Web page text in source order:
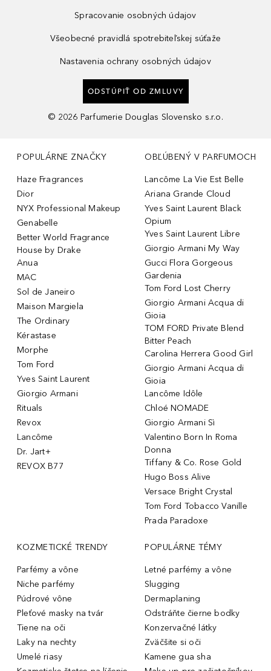
Spracovanie osobných údajov
Všeobecné pravidlá spotrebiteľskej súťaže
Nastavenia ochrany osobných údajov
ODSTÚPIŤ OD ZMLUVY
© 2026 Parfumerie Douglas Slovensko s.r.o.
POPULÁRNE ZNAČKY
Haze Fragrances
Dior
NYX Professional Makeup
Genabelle
Better World Fragrance
House by Drake
Anua
MAC
Sol de Janeiro
Maison Margiela
The Ordinary
Kérastase
Morphe
Tom Ford
Yves Saint Laurent
Giorgio Armani
Rituals
Revox
Lancôme
Dr. Jart+
REVOX B77
OBĽÚBENÝ V PARFUMOCH
Lancôme La Vie Est Belle
Ariana Grande Cloud
Yves Saint Laurent Black
Opium
Yves Saint Laurent Libre
Giorgio Armani My Way
Gucci Flora Gorgeous
Gardenia
Tom Ford Lost Cherry
Giorgio Armani Acqua di
Gioia
TOM FORD Private Blend
Bitter Peach
Carolina Herrera Good Girl
Giorgio Armani Acqua di
Gioia
Lancôme Idôle
Chloé NOMADE
Giorgio Armani Sì
Valentino Born In Roma
Donna
Tiffany & Co. Rose Gold
Hugo Boss Alive
Versace Bright Crystal
Tom Ford Tobacco Vanille
Prada Paradoxe
KOZMETICKÉ TRENDY
Parfémy a vône
Niche parfémy
Púdrové vône
Pleťové masky na tvár
Tiene na oči
Laky na nechty
Umelé riasy
POPULÁRNE TÉMY
Letné parfémy a vône
Slugging
Dermaplaning
Odstráňte čierne bodky
Konzervačné látky
Zväčšite si oči
Kamene gua sha